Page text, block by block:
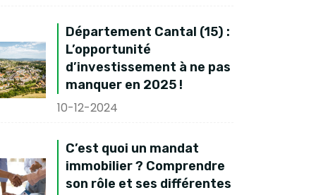
Département Cantal (15) :
L’opportunité
d’investissement à ne pas
manquer en 2025 !
10-12-2024
C’est quoi un mandat
immobilier ? Comprendre
son rôle et ses différentes